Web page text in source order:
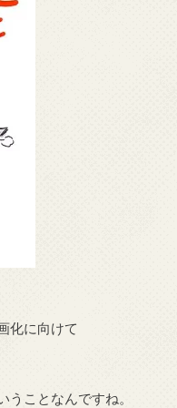
化に向けて
ことなんですね。